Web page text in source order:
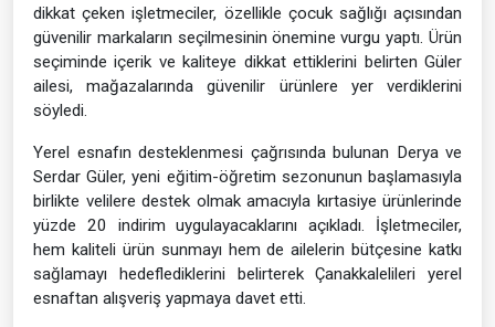
dikkat çeken işletmeciler, özellikle çocuk sağlığı açısından
güvenilir markaların seçilmesinin önemine vurgu yaptı. Ürün
seçiminde içerik ve kaliteye dikkat ettiklerini belirten Güler
ailesi, mağazalarında güvenilir ürünlere yer verdiklerini
söyledi.
Yerel esnafın desteklenmesi çağrısında bulunan Derya ve
Serdar Güler, yeni eğitim-öğretim sezonunun başlamasıyla
birlikte velilere destek olmak amacıyla kırtasiye ürünlerinde
yüzde 20 indirim uygulayacaklarını açıkladı. İşletmeciler,
hem kaliteli ürün sunmayı hem de ailelerin bütçesine katkı
sağlamayı hedeflediklerini belirterek Çanakkalelileri yerel
esnaftan alışveriş yapmaya davet etti.